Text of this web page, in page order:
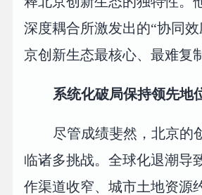
深度耦合所激发出的“协同
京创新生态最核心、最难复
系统化破局保持领先地
尽管成绩斐然，北京的
临诸多挑战。全球化退潮导
作渠道收窄、城市土地资源